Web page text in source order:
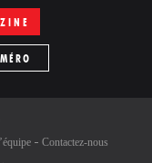
Contactez-nous